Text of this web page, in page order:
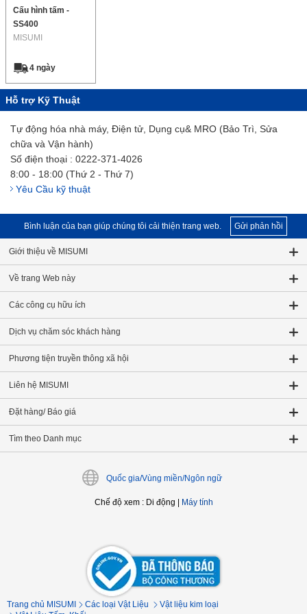
Cấu hình tấm -
SS400
MISUMI
4 ngày
Hỗ trợ Kỹ Thuật
Tự động hóa nhà máy, Điện tử, Dụng cụ& MRO (Bảo Trì, Sửa
chữa và Vận hành)
Số điện thoại : 0222-371-4026
8:00 - 18:00 (Thứ 2 - Thứ 7)
Yêu Cầu kỹ thuật
Bình luận của bạn giúp chúng tôi cải thiện trang web. Gửi phản hồi
Giới thiệu về MISUMI
Về trang Web này
Các công cụ hữu ích
Dịch vụ chăm sóc khách hàng
Phương tiện truyền thông xã hội
Liên hệ MISUMI
Đặt hàng/ Báo giá
Tìm theo Danh mục
Quốc gia/Vùng miền/Ngôn ngữ
Chế độ xem: Di động Máy tính
Trang chủ MISUMI Các loại Vật Liệu
Vật liệu kim loại